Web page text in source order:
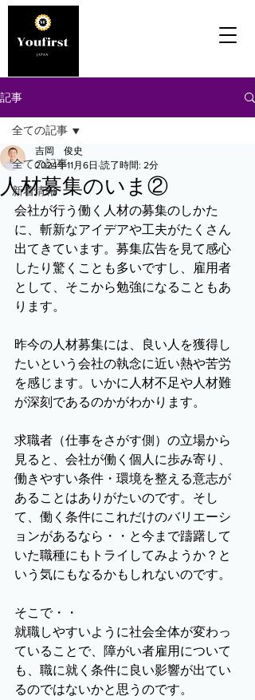
記事
全ての記事
新着情報
全ての記事
人材募集のいま②
吉岡 俊史
2024年11月6日 読了時間: 2分
会社が行う働く人材の募集のしかた
に、斬新なアイデアや工夫がたくさん
出てきています。募集広告を見て感心
したり驚くことも多いですし、雇用者
として、そこから勉強になることもあ
ります。
昨今の人材募集には、良い人を獲得し
たいという会社の執念に近い熱や苦労
を感じます。いかに人材不足や人材難
が深刻であるのかがわかります。
求職者（仕事をさがす側）の立場から
見ると、会社が働く個人に歩み寄り、
働きやすい条件・環境を整える意志が
あることはありがたいのです。そし
て、働く条件にこれだけのバリエーシ
ョンがあるなら・・と今まで躊躇して
いた職種にもトライしてみようか？と
いう気にもなるかもしれないのです。
そこで・・
就職しやすいように社会全体が変わっ
ていることで、障がい者雇用について
も、職に就く条件に良い影響が出てい
るのではないかと思うのです。